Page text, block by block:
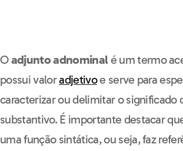
Oadjunto adnominal é um termo
possui valoradjetivoe serve para
caracterizar ou delimitar o significado
substantivo. É importante destacar
uma função sintática, ou seja, faz